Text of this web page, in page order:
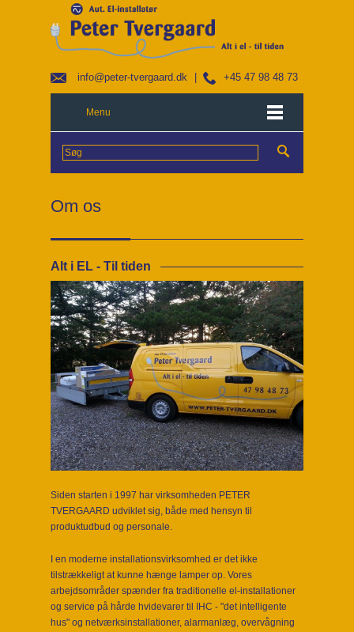
info@peter-tvergaard.dk +45 47 98 48 73
Menu
Om os
Alt i EL - Til tiden
Siden starten i 1997 har virksomheden PETER
TVERGAARD udviklet sig, både med hensyn til
produktudbud og personale.
I en moderne installationsvirksomhed er det ikke
tilstrækkeligt at kunne hænge lamper op. Vores
arbejdsområder spænder fra traditionelle el-installationer
og service på hårde hvidevarer til IHC - "det intelligente
hus" og netværksinstallationer, alarmanlæg, overvågning